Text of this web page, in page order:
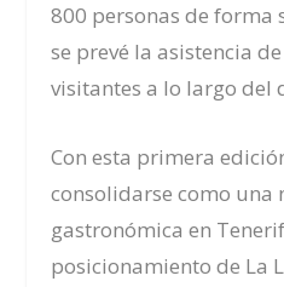
800 personas de forma
se prevé la asistencia
visitantes a lo largo del
Con esta primera
consolidarse como una
gastronómica en
posicionamiento de La